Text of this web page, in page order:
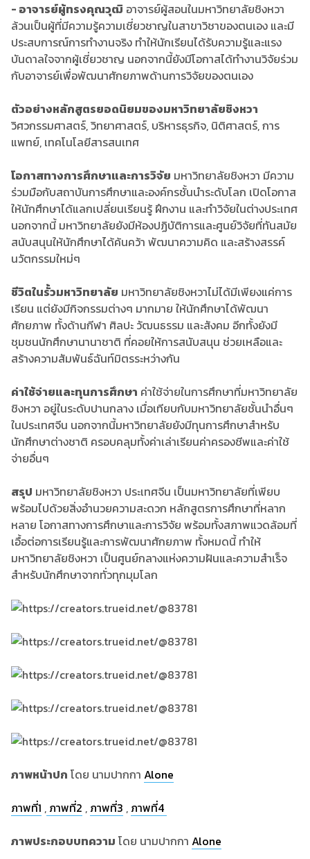
- อาจารย์ผู้ทรงคุณวุฒิ อาจารย์ผู้สอนในมหาวิทยาลัยชิงหวา
ล้วนเป็นผู้ที่มีความรู้ความเชี่ยวชาญในสาขาวิชาของตนเอง และมี
ประสบการณ์การทำงานจริง ทำให้นักเรียนได้รับความรู้และแรง
บันดาลใจจากผู้เชี่ยวชาญ นอกจากนี้ยังมีโอกาสได้ทำงานวิจัยร่วม
กับอาจารย์เพื่อพัฒนาศักยภาพด้านการวิจัยของตนเอง
ตัวอย่างหลักสูตรยอดนิยมของมหาวิทยาลัยชิงหวา
วิศวกรรมศาสตร์, วิทยาศาสตร์, บริหารธุรกิจ, นิติศาสตร์, การ
แพทย์, เทคโนโลยีสารสนเทศ
โอกาสทางการศึกษาและการวิจัย มหาวิทยาลัยชิงหวา มีความ
ร่วมมือกับสถาบันการศึกษาและองค์กรชั้นนำระดับโลก เปิดโอกาส
ให้นักศึกษาได้แลกเปลี่ยนเรียนรู้ ฝึกงาน และทำวิจัยในต่างประเทศ
นอกจากนี้ มหาวิทยาลัยยังมีห้องปฏิบัติการและศูนย์วิจัยที่ทันสมัย
สนับสนุนให้นักศึกษาได้ค้นคว้า พัฒนาความคิด และสร้างสรรค์
นวัตกรรมใหม่ๆ
ชีวิตในรั้วมหาวิทยาลัย มหาวิทยาลัยชิงหวาไม่ได้มีเพียงแค่การ
เรียน แต่ยังมีกิจกรรมต่างๆ มากมาย ให้นักศึกษาได้พัฒนา
ศักยภาพ ทั้งด้านกีฬา ศิลปะ วัฒนธรรม และสังคม อีกทั้งยังมี
ชุมชนนักศึกษานานาชาติ ที่คอยให้การสนับสนุน ช่วยเหลือและ
สร้างความสัมพันธ์ฉันท์มิตรระหว่างกัน
ค่าใช้จ่ายและทุนการศึกษา ค่าใช้จ่ายในการศึกษาที่มหาวิทยาลัย
ชิงหวา อยู่ในระดับปานกลาง เมื่อเทียบกับมหาวิทยาลัยชั้นนำอื่นๆ
ในประเทศจีน นอกจากนี้มหาวิทยาลัยยังมีทุนการศึกษาสำหรับ
นักศึกษาต่างชาติ ครอบคลุมทั้งค่าเล่าเรียนค่าครองชีพและค่าใช้
จ่ายอื่นๆ
สรุป มหาวิทยาลัยชิงหวา ประเทศจีน เป็นมหาวิทยาลัยที่เพียบ
พร้อมไปด้วยสิ่งอำนวยความสะดวก หลักสูตรการศึกษาที่หลาก
หลาย โอกาสทางการศึกษาและการวิจัย พร้อมทั้งสภาพแวดล้อมที่
เอื้อต่อการเรียนรู้และการพัฒนาศักยภาพ ทั้งหมดนี้ ทำให้
มหาวิทยาลัยชิงหวา เป็นศูนย์กลางแห่งความฝันและความสำเร็จ
สำหรับนักศึกษาจากทั่วทุกมุมโลก
ภาพหน้าปก โดย นามปากกา Alone
ภาพที่1 , ภาพที่2 , ภาพที่3 , ภาพที่4
ภาพประกอบบทความ โดย นามปากกา Alone